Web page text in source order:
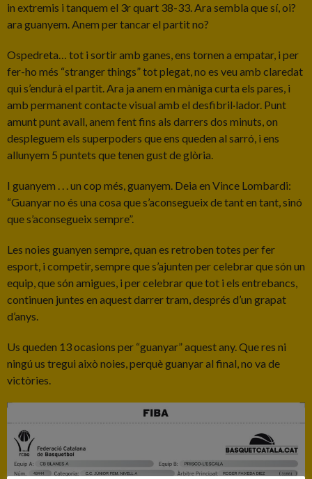
in extremis i tanquem el 3r quart 38-33. Ara sembla que sí, oi?
ara guanyem. Anem per tancar el partit no?
Ospedreta… tot i sortir amb ganes, ens tornen a empatar, i per
fer-ho més “stranger things” tot plegat, no es veu amb claredat
qui s’endurà el partit. Ara ja anem en màniga curta els pares, i
amb permanent contacte visual amb el desfibril·lador. Punt
amunt punt avall, anem fent fins als darrers dos minuts, on
despleguem els superpoders que ens queden al sarró, i ens
allunyem 5 puntets que tenen gust de glòria.
I guanyem . . . un cop més, guanyem. Deia en Vince Lombardi:
“Guanyar no és una cosa que s’aconsegueix de tant en tant, sinó
que s’aconsegueix sempre”.
Les noies guanyen sempre, quan es retroben totes per fer
esport, i competir, sempre que s’ajunten per celebrar que són un
equip, que són amigues, i per celebrar que tot i els entrebancs,
continuen juntes en aquest darrer tram, després d’un grapat
d’anys.
Us queden 13 ocasions per “guanyar” aquest any. Que res ni
ningú us tregui això noies, perquè guanyar al final, no va de
victòries.